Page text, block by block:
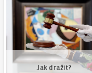
Jak dražit?